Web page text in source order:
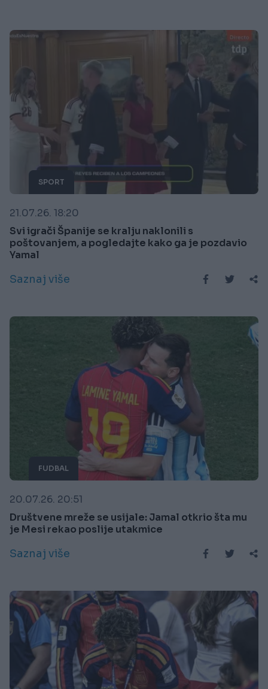
SPORT
21.07.26. 18:20
Svi igrači Španije se kralju naklonili s
poštovanjem, a pogledajte kako ga je pozdavio
Yamal
Saznaj više
FUDBAL
20.07.26. 20:51
Društvene mreže se usijale: Jamal otkrio šta mu
je Mesi rekao poslije utakmice
Saznaj više